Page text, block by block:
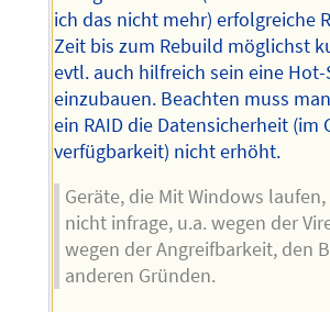
ich das nicht mehr) erfolgreiche
Zeit bis zum Rebuild möglichst
evtl. auch hilfreich sein eine
einzubauen. Beachten muss
ein RAID die Datensicherheit (im
verfügbarkeit) nicht erhöht.
Geräte, die Mit Windows
nicht infrage, u.a. wegen der
wegen der Angreifbarkeit, den
anderen Gründen.